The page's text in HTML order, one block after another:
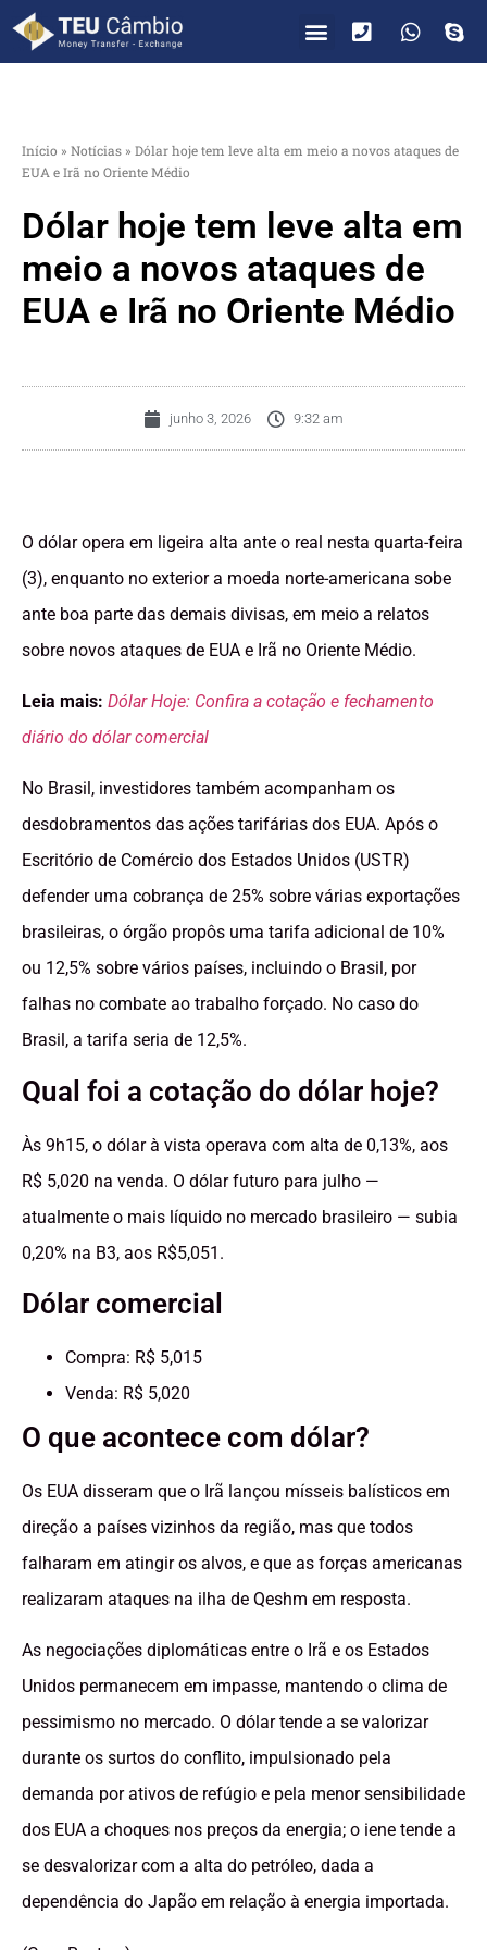
Início » Notícias » Dólar hoje tem leve alta em meio a novos ataques de
EUA e Irã no Oriente Médio
Dólar hoje tem leve alta em
meio a novos ataques de
EUA e Irã no Oriente Médio
junho 3, 2026 9:32 am
O dólar opera em ligeira alta ante o real nesta quarta-feira
(3), enquanto no exterior a moeda norte-americana sobe
ante boa parte das demais divisas, em meio a relatos
sobre novos ataques de EUA e Irã no Oriente Médio.
Leia mais: Dólar Hoje: Confira a cotação e fechamento
diário do dólar comercial
No Brasil, investidores também acompanham os
desdobramentos das ações tarifárias dos EUA. Após o
Escritório de Comércio dos Estados Unidos (USTR)
defender uma cobrança de 25% sobre várias exportações
brasileiras, o órgão propôs uma tarifa adicional de 10%
ou 12,5% sobre vários países, incluindo o Brasil, por
falhas no combate ao trabalho forçado. No caso do
Brasil, a tarifa seria de 12,5%.
Qual foi a cotação do dólar hoje?
Às 9h15, o dólar à vista operava com alta de 0,13%, aos
R$ 5,020 na venda. O dólar futuro para julho —
atualmente o mais líquido no mercado brasileiro — subia
0,20% na B3, aos R$5,051.
Dólar comercial
Compra: R$ 5,015
Venda: R$ 5,020
O que acontece com dólar?
Os EUA disseram que o Irã lançou mísseis balísticos em
direção a países vizinhos da região, mas que todos
falharam em atingir os alvos, e que as forças americanas
realizaram ataques na ilha de Qeshm em resposta.
As negociações diplomáticas entre o Irã e os Estados
Unidos permanecem em impasse, mantendo o clima de
pessimismo no mercado. O dólar tende a se valorizar
durante os surtos do conflito, impulsionado pela
demanda por ativos de refúgio e pela menor sensibilidade
dos EUA a choques nos preços da energia; o iene tende a
se desvalorizar com a alta do petróleo, dada a
dependência do Japão em relação à energia importada.